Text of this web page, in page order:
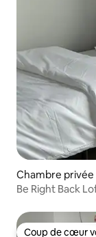
Chambre privée
Be Right Back
Coup de cœur